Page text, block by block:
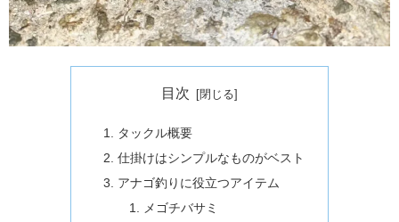
目次
タックル概要
仕掛けはシンプルなものがベスト
アナゴ釣りに役立つアイテム
メゴチバサミ